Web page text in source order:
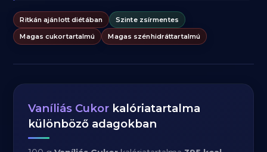
Ritkán ajánlott diétában
Szinte zsírmentes
Magas cukortartalmú
Magas szénhidráttartalmú
Vaníliás Cukor kalóriatartalma
különböző adagokban